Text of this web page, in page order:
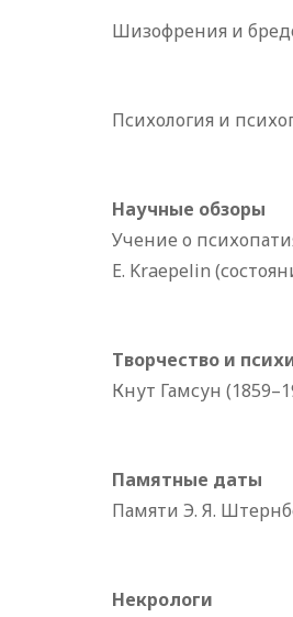
Шизофрения и
Психология и
Научные обзоры
Учение о
E. Kraepelin
Творчество и
Кнут Гамсун
Памятные даты
Памяти Э. Я.
Некрологи